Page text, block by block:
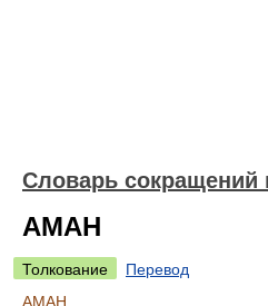
Словарь сокращений
АМАН
Толкование
Перевод
АМАН